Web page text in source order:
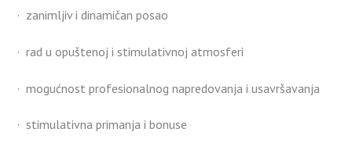
· zanimljiv i dinamičan posao
· rad u opuštenoj i stimulativnoj atmosferi
· mogućnost profesionalnog napredovanja i usavršavanja
· stimulativna primanja i bonuse